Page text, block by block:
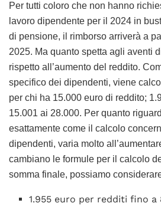
Per tutti coloro che non hanno
lavoro dipendente per il 2024 in
di pensione, il rimborso arriverà a
2025. Ma quanto spetta agli aventi
rispetto all’aumento del reddito.
specifico dei dipendenti, viene
per chi ha 15.000 euro di reddito;
15.001 ai 28.000. Per quanto
esattamente come il calcolo
dipendenti, varia molto
cambiano le formule per il calcolo
somma finale, possiamo
1.955 euro per redditi fino a